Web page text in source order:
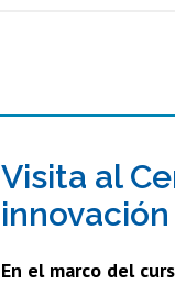
Visita al
En el marco del